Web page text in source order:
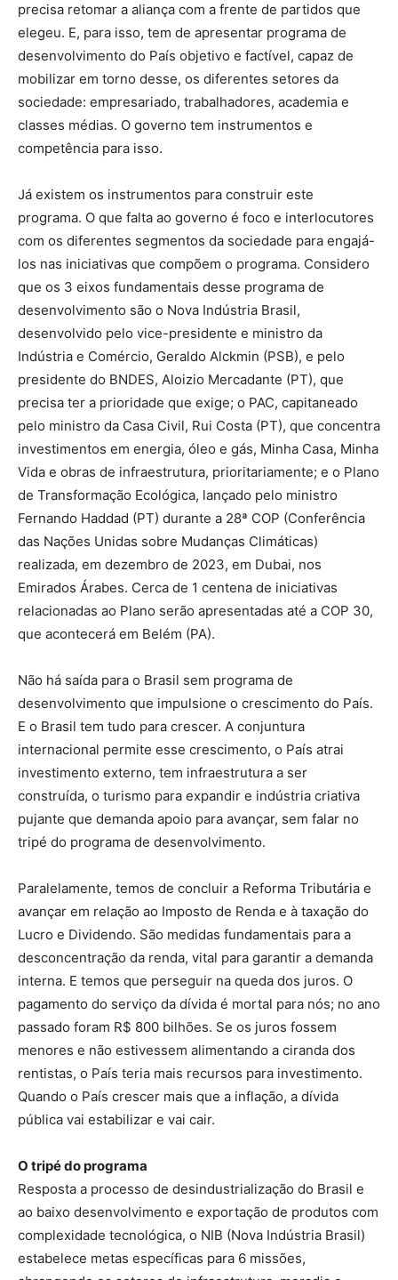
precisa retomar a aliança com a frente de partidos que
elegeu. E, para isso, tem de apresentar programa de
desenvolvimento do País objetivo e factível, capaz de
mobilizar em torno desse, os diferentes setores da
sociedade: empresariado, trabalhadores, academia e
classes médias. O governo tem instrumentos e
competência para isso.
Já existem os instrumentos para construir este
programa. O que falta ao governo é foco e interlocutores
com os diferentes segmentos da sociedade para engajá-
los nas iniciativas que compõem o programa. Considero
que os 3 eixos fundamentais desse programa de
desenvolvimento são o Nova Indústria Brasil,
desenvolvido pelo vice-presidente e ministro da
Indústria e Comércio, Geraldo Alckmin (PSB), e pelo
presidente do BNDES, Aloizio Mercadante (PT), que
precisa ter a prioridade que exige; o PAC, capitaneado
pelo ministro da Casa Civil, Rui Costa (PT), que concentra
investimentos em energia, óleo e gás, Minha Casa, Minha
Vida e obras de infraestrutura, prioritariamente; e o Plano
de Transformação Ecológica, lançado pelo ministro
Fernando Haddad (PT) durante a 28ª COP (Conferência
das Nações Unidas sobre Mudanças Climáticas)
realizada, em dezembro de 2023, em Dubai, nos
Emirados Árabes. Cerca de 1 centena de iniciativas
relacionadas ao Plano serão apresentadas até a COP 30,
que acontecerá em Belém (PA).
Não há saída para o Brasil sem programa de
desenvolvimento que impulsione o crescimento do País.
E o Brasil tem tudo para crescer. A conjuntura
internacional permite esse crescimento, o País atrai
investimento externo, tem infraestrutura a ser
construída, o turismo para expandir e indústria criativa
pujante que demanda apoio para avançar, sem falar no
tripé do programa de desenvolvimento.
Paralelamente, temos de concluir a Reforma Tributária e
avançar em relação ao Imposto de Renda e à taxação do
Lucro e Dividendo. São medidas fundamentais para a
desconcentração da renda, vital para garantir a demanda
interna. E temos que perseguir na queda dos juros. O
pagamento do serviço da dívida é mortal para nós; no ano
passado foram R$ 800 bilhões. Se os juros fossem
menores e não estivessem alimentando a ciranda dos
rentistas, o País teria mais recursos para investimento.
Quando o País crescer mais que a inflação, a dívida
pública vai estabilizar e vai cair.
O tripé do programa
Resposta a processo de desindustrialização do Brasil e
ao baixo desenvolvimento e exportação de produtos com
complexidade tecnológica, o NIB (Nova Indústria Brasil)
estabelece metas específicas para 6 missões,